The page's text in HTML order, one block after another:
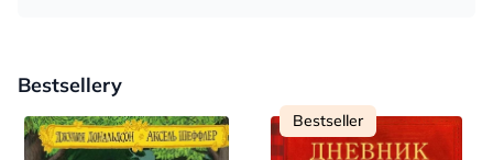
Bestsellery
Bestseller